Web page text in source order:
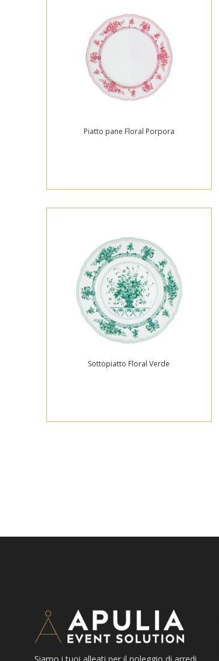
Piatto pane Floral Porpora
Sottopiatto Floral Verde
Siamo i tuoi alleati per il noleggio di arredi